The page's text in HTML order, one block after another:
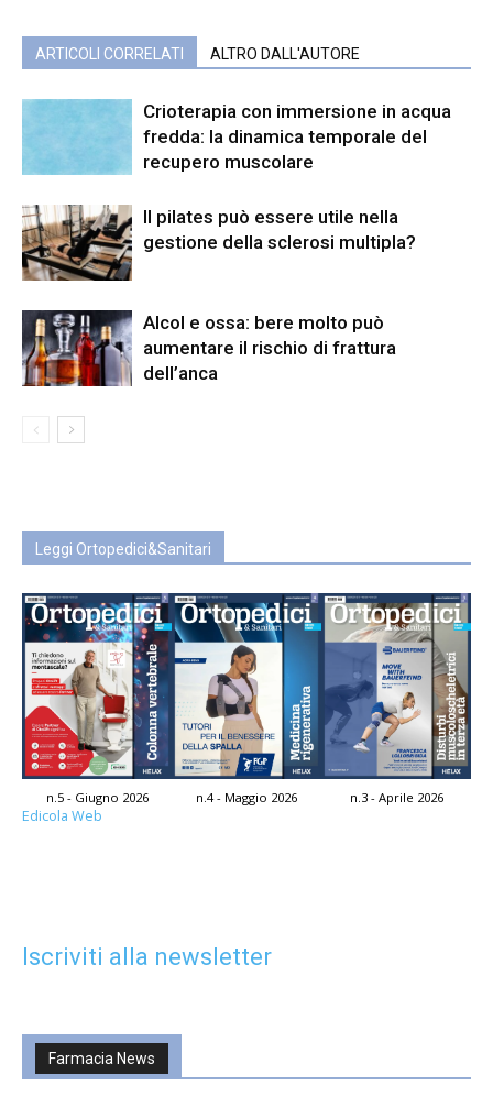
ARTICOLI CORRELATI ALTRO DALL'AUTORE
Crioterapia con immersione in acqua
fredda: la dinamica temporale del
recupero muscolare
Il pilates può essere utile nella
gestione della sclerosi multipla?
Alcol e ossa: bere molto può
aumentare il rischio di frattura
dell’anca
Leggi Ortopedici&Sanitari
n.5 - Giugno 2026 n.4 - Maggio 2026 n.3 - Aprile 2026
Edicola Web
Iscriviti alla newsletter
Farmacia News